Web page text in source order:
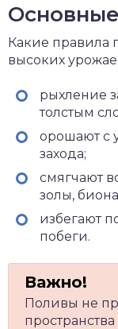
Какие правила
высоких
рыхление
толстым
орошают с
захода;
смягчают
золы,
избегают
побеги.
Поливы не